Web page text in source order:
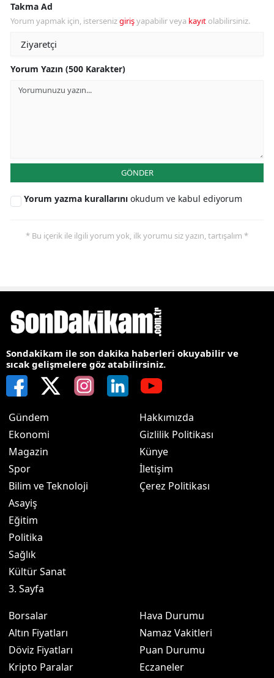
Takma Ad
Yorum yapmak için, istersenizgirişyapabilir veya kayıt olabilirsiniz.
Yorum Yazın (500 Karakter)
GÖNDER
Yorum yazma kurallarını okudum ve kabul ediyorum
* Bu içerik ile ilgili yorum yok, ilk yorumu siz yazın, tartışalım *
Sondakikam ile son dakika haberleri okuyabilir ve
sıcak gelişmelere göz atabilirsiniz.
Gündem
Ekonomi
Magazin
Spor
Bilim ve Teknoloji
Asayiş
Eğitim
Politika
Sağlık
Kültür Sanat
3. Sayfa
Hakkımızda
Gizlilik Politikası
Künye
İletişim
Çerez Politikası
Borsalar
Altın Fiyatları
Döviz Fiyatları
Kripto Paralar
Hava Durumu
Namaz Vakitleri
Puan Durumu
Eczaneler